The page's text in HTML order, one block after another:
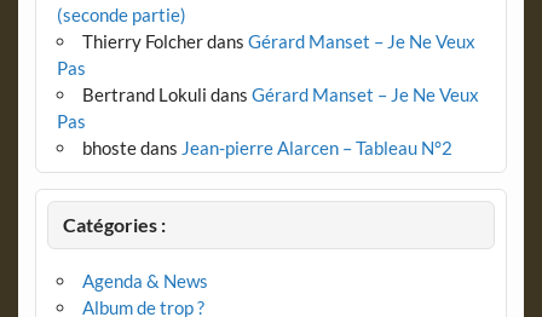
(seconde partie)
Thierry Folcherdans Gérard Manset – Je Ne Veux
Pas
Bertrand Lokuli dans Gérard Manset – Je Ne Veux
Pas
bhostedans Jean-pierre Alarcen – Tableau N°2
Catégories :
Agenda & News
Album de trop ?